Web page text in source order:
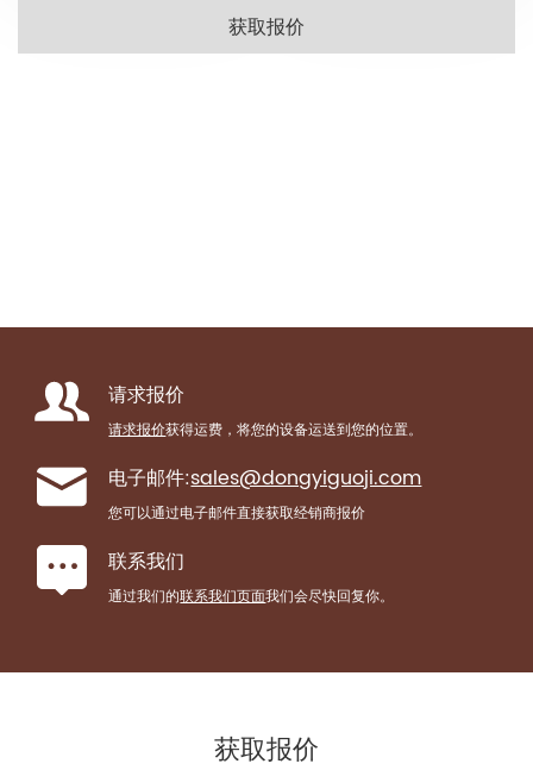
获取报价
请求报价
请求报价获得运费，将您的设备运送到您的位置。
电子邮件:sales@dongyiguoji.com
您可以通过电子邮件直接获取经销商报价
联系我们
通过我们的联系我们页面我们会尽快回复你。
获取报价